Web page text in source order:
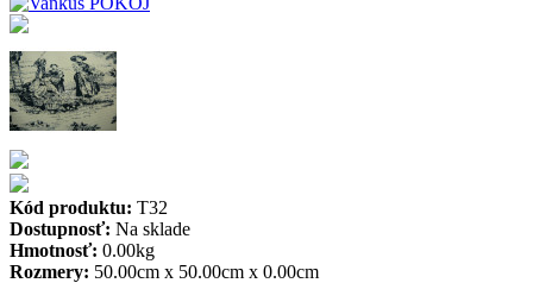
Kód produktu: T32
Dostupnosť: Na sklade
Hmotnosť: 0.00kg
Rozmery: 50.00cm x 50.00cm x 0.00cm